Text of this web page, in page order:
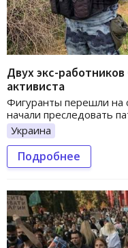
Двух экс-
активиста
Фигуранты перешли на
начали преследовать
Украина
Подробнее